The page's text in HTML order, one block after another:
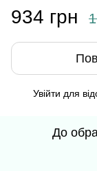
934 грн
Увійти для
До